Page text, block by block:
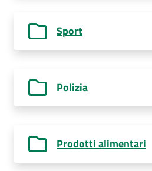
Sport
Polizia
Prodotti alimentari